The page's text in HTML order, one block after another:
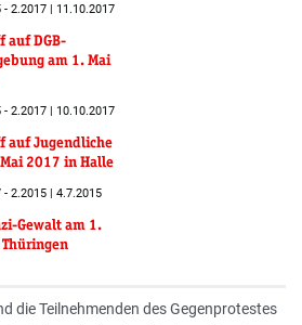
- 2.2017 | 11.10.2017
auf DGB-
am 1. Mai
- 2.2017 | 10.10.2017
auf Jugendliche
2017 in Halle
- 2.2015 | 4.7.2015
Gewalt am 1.
die Teilnehmenden des Gegenprotestes